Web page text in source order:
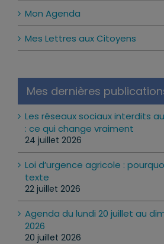
Mon Agenda
Mes Lettres aux Citoyens
Mes dernières
Les réseaux sociaux interdits
: ce qui change vraiment
24 juillet 2026
Loi d’urgence agricole :
texte
22 juillet 2026
Agenda du lundi 20 juillet au
2026
20 juillet 2026